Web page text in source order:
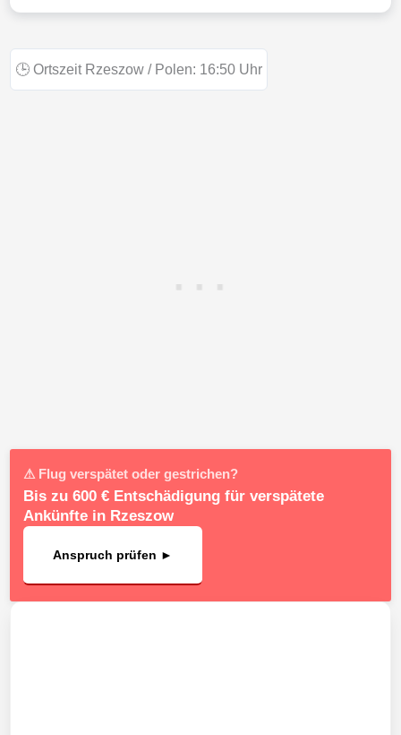
🕒 Ortszeit Rzeszow / Polen: 16:50 Uhr
⚠ Flug verspätet oder gestrichen?
Bis zu 600 € Entschädigung für verspätete
Ankünfte in Rzeszow
Anspruch prüfen ►